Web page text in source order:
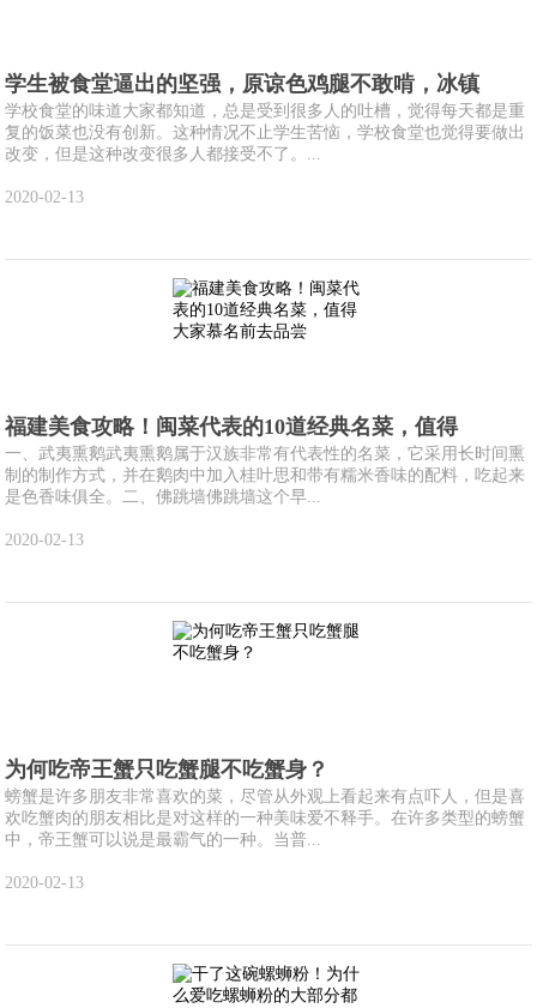
学生被食堂逼出的坚强，原谅色鸡腿不敢啃，冰镇
学校食堂的味道大家都知道，总是受到很多人的吐槽，觉得每天都是重
复的饭菜也没有创新。这种情况不止学生苦恼，学校食堂也觉得要做出
改变，但是这种改变很多人都接受不了。...
2020-02-13
福建美食攻略！闽菜代表的10道经典名菜，值得
一、武夷熏鹅武夷熏鹅属于汉族非常有代表性的名菜，它采用长时间熏
制的制作方式，并在鹅肉中加入桂叶思和带有糯米香味的配料，吃起来
是色香味俱全。二、佛跳墙佛跳墙这个早...
2020-02-13
为何吃帝王蟹只吃蟹腿不吃蟹身？
螃蟹是许多朋友非常喜欢的菜，尽管从外观上看起来有点吓人，但是喜
欢吃蟹肉的朋友相比是对这样的一种美味爱不释手。在许多类型的螃蟹
中，帝王蟹可以说是最霸气的一种。当普...
2020-02-13